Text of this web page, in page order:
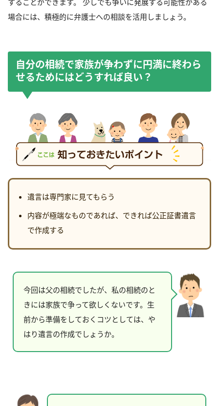
することができます。 少しでも争いに発展する可能性がある
場合には、積極的に弁護士への相談を活用しましょう。
自分の相続で家族が争わずに円満に終わら
せるためにはどうすれば良い？
遺言は専門家に見てもらう
内容が極端なものであれば、できれば公正証書遺言
で作成する
今回は父の相続でしたが、私の相続のと
きには家族で争って欲しくないです。生
前から準備をしておくコツとしては、や
はり遺言の作成でしょうか。